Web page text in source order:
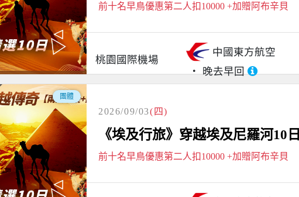
前十名早鳥優惠第二人扣10000 +加贈阿布辛貝
桃園國際機場
中國東方航空
晚去早回
團體
2026/09/03(四)
《埃及行旅》穿越埃及尼羅河10
前十名早鳥優惠第二人扣10000 +加贈阿布辛貝